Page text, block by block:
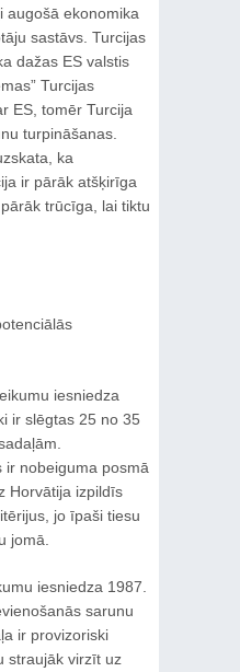
augošā ekonomika
sastāvs. Turcijas
dažas ES valstis
Turcijas
ES, tomēr Turcija
turpināšanas.
ka
ir pārāk atšķirīga
trūcīga, lai tiktu
iesniedza
ir slēgtas 25 no 35
ir nobeiguma posmā
Horvātija izpildīs
jo īpaši tiesu
jomā.
iesniedza 1987.
sarunu
ir provizoriski
straujāk virzīt uz